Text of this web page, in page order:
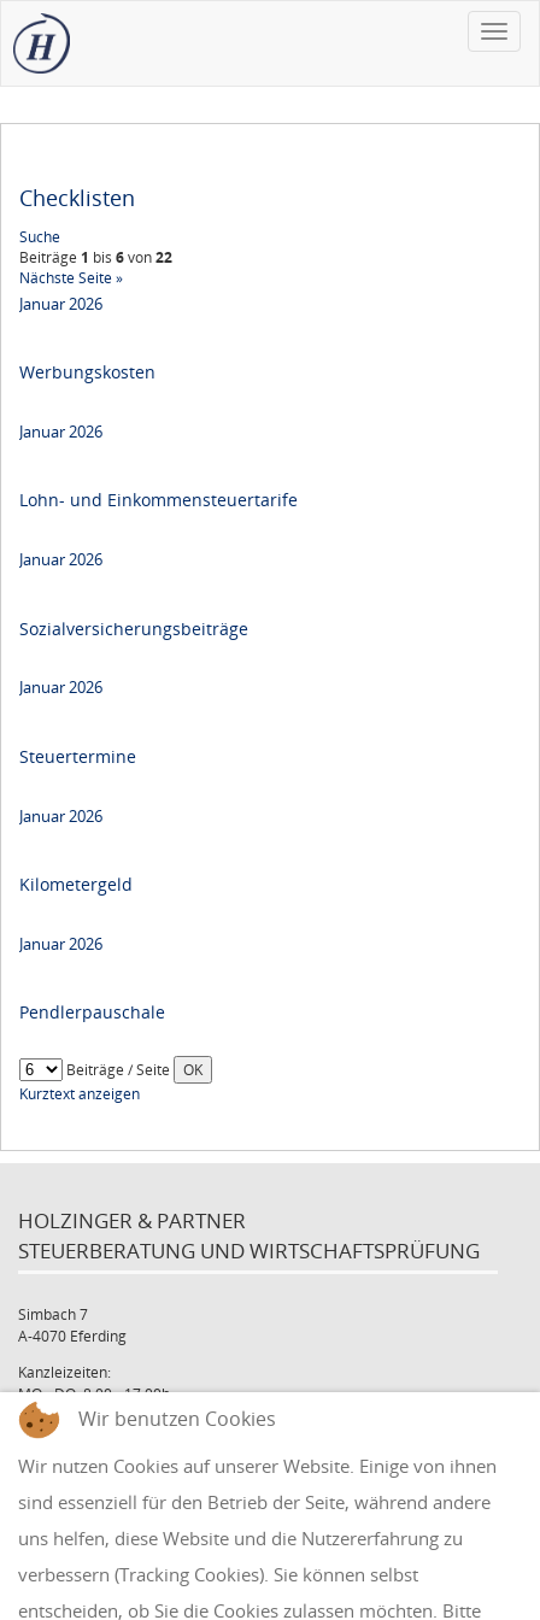
Toggle
Checklisten
Suche
Beiträge 1 bis 6von22
Nächste Seite »
Januar 2026
Werbungskosten
Januar 2026
Lohn- und Einkommensteuertarife
Januar 2026
Sozialversicherungsbeiträge
Januar 2026
Steuertermine
Januar 2026
Kilometergeld
Januar 2026
Pendlerpauschale
Beiträge / Seite
Kurztext anzeigen
HOLZINGER & PARTNER
STEUERBERATUNG UND WIRTSCHAFTSPRÜFUNG
Simbach 7
A-4070 Eferding
Kanzleizeiten:
MO - DO: 8:00 - 17:00h
FR: 8:00 - 12:00h
Tel: +43 7272 39 79 - 0
Fax: +43 7272 39 79 - 9
QUICKLINKS
Wir benutzen Cookies
Wir nutzen Cookies auf unserer Website. Einige von ihnen
sind essenziell für den Betrieb der Seite, während andere
uns helfen, diese Website und die Nutzererfahrung zu
verbessern (Tracking Cookies). Sie können selbst
entscheiden, ob Sie die Cookies zulassen möchten. Bitte